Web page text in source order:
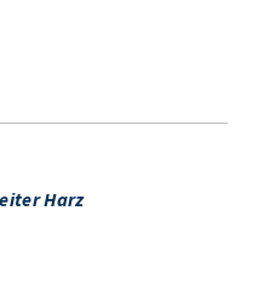
Harz